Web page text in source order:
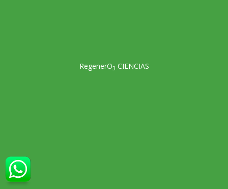
RegenerO3 CIENCIAS